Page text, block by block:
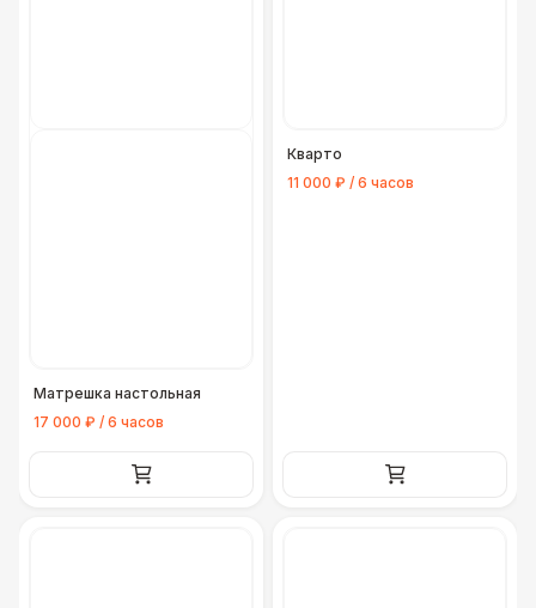
Матрешка настольная
17 000 ₽ / 6 часов
Кварто
11 000 ₽ / 6 часов